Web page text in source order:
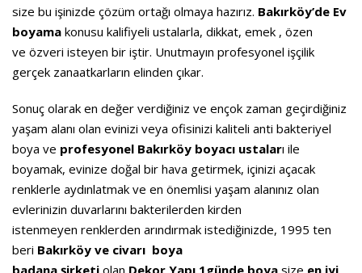
size bu işinizde çözüm ortağı olmaya hazırız. Bakırköy’de Ev
boyama konusu kalifiyeli ustalarla, dikkat, emek , özen
ve özveri isteyen bir iştir. Unutmayın profesyonel işçilik
gerçek zanaatkarların elinden çıkar.
Sonuç olarak en değer verdiğiniz ve ençok zaman geçirdiğiniz
yaşam alanı olan evinizi veya ofisinizi kaliteli anti bakteriyel
boya ve profesyonel Bakırköy boyacı ustaları ile
boyamak, evinize doğal bir hava getirmek, içinizi açacak
renklerle aydınlatmak ve en önemlisi yaşam alanınız olan
evlerinizin duvarlarını bakterilerden kirden
istenmeyen renklerden arındırmak istediğinizde, 1995 ten
beri Bakırköy ve civarı boya
badana şirketi olan Dekor Yapı 1günde boya size en iyi